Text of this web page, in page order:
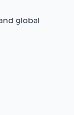
global